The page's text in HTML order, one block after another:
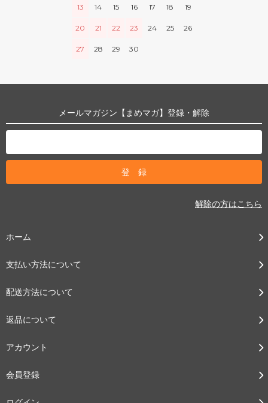
13 14 15 16 17 18 19
20 21 22 23 24 25 26
27 28 29 30
メールマガジン【まめマガ】登録・解除
解除の方はこちら
ホーム
支払い方法について
配送方法について
返品について
アカウント
会員登録